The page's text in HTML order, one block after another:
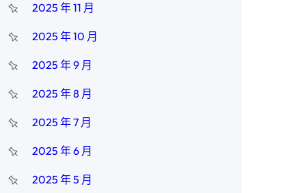
2025 年 11 月
2025 年 10 月
2025 年 9 月
2025 年 8 月
2025 年 7 月
2025 年 6 月
2025 年 5 月